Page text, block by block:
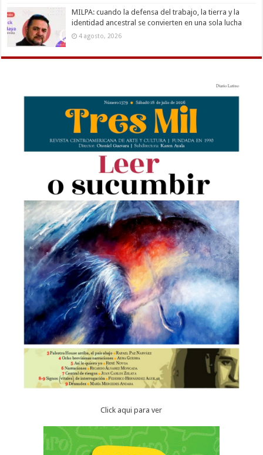
MILPA: cuando la defensa del trabajo, la tierra y la
identidad ancestral se convierten en una sola lucha
4 agosto, 2026
Click aqui para ver